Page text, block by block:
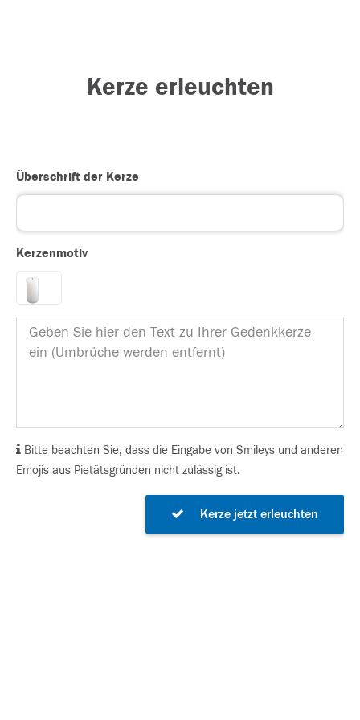
Kerze erleuchten
Überschrift der Kerze
Kerzenmotiv
Bitte beachten Sie, dass die Eingabe von Smileys und anderen
Emojis aus Pietätsgründen nicht zulässig ist.
Kerze jetzt erleuchten